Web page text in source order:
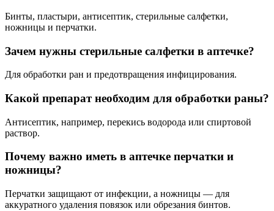
Бинты, пластыри, антисептик, стерильные салфетки,
ножницы и перчатки.
Зачем нужны стерильные салфетки в аптечке?
Для обработки ран и предотвращения инфицирования.
Какой препарат необходим для обработки раны?
Антисептик, например, перекись водорода или спиртовой
раствор.
Почему важно иметь в аптечке перчатки и
ножницы?
Перчатки защищают от инфекции, а ножницы — для
аккуратного удаления повязок или обрезания бинтов.